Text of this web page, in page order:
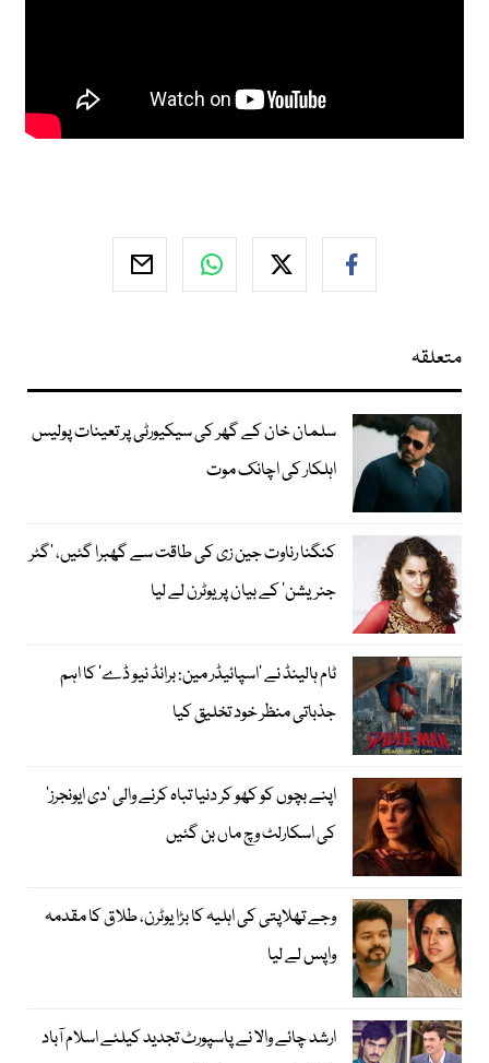
متعلقہ
سلمان خان کے گھر کی سیکیورٹی پر تعینات پولیس
اہلکار کی اچانک موت
کنگنا رناوت جین زی کی طاقت سے گھبرا گئیں، ’گٹر
جنریشن‘ کے بیان پر یوٹرن لے لیا
ٹام ہالینڈ نے ’اسپائیڈر مین: برانڈ نیو ڈے‘ کا اہم
جذباتی منظر خود تخلیق کیا
اپنے بچوں کو کھو کر دنیا تباہ کرنے والی ’دی ایونجرز‘
کی اسکارلٹ وچ ماں بن گئیں
وجے تھلاپتی کی اہلیہ کا بڑا یوٹرن، طلاق کا مقدمہ
واپس لے لیا
ارشد چائے والا نے پاسپورٹ تجدید کیلئے اسلام آباد